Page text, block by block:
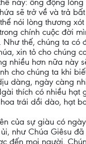
này: ông động
sẽ trở về và trả
nói lòng thương
chính cuộc đời
thế, chúng ta
xin tỏ cho chúng
nhiều hơn nữa
cho chúng ta khi
dàng, ngày càng
thích có nhiều
trái dồi dào, hạt
của sự giàu có
như Chúa Giêsu
đến mọi người.